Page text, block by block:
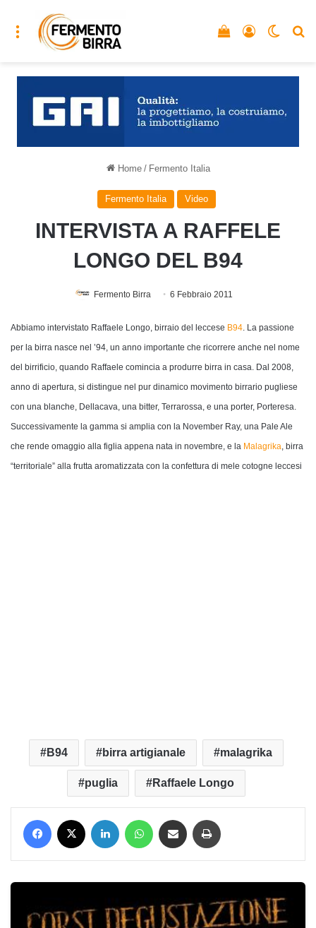
Menu Accedi
Vedi il carrello
Home / Fermento Italia
Fermento Italia Video
INTERVISTA A RAFFELE
LONGO DEL B94
Fermento Birra 6 Febbraio 2011
Abbiamo intervistato Raffaele Longo, birraio del leccese B94. La passione
per la birra nasce nel ’94, un anno importante che ricorrere anche nel nome
del birrificio, quando Raffaele comincia a produrre birra in casa. Dal 2008,
anno di apertura, si distingue nel pur dinamico movimento birrario pugliese
con una blanche, Dellacava, una bitter, Terrarossa, e una porter, Porteresa.
Successivamente la gamma si amplia con la November Ray, una Pale Ale
che rende omaggio alla figlia appena nata in novembre, e la Malagrika, birra
“territoriale” alla frutta aromatizzata con la confettura di mele cotogne leccesi
B94 birra artigianale malagrika
puglia Raffaele Longo
Facebook LinkedIn WhatsApp Condividi via mail